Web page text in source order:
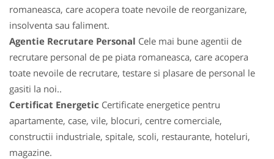
romaneasca, care acopera toate nevoile de reorganizare,
insolventa sau faliment.
Agentie Recrutare Personal Cele mai bune agentii de
recrutare personal de pe piata romaneasca, care acopera
toate nevoile de recrutare, testare si plasare de personal le
gasiti la noi..
Certificat Energetic Certificate energetice pentru
apartamente, case, vile, blocuri, centre comerciale,
constructii industriale, spitale, scoli, restaurante, hoteluri,
magazine.